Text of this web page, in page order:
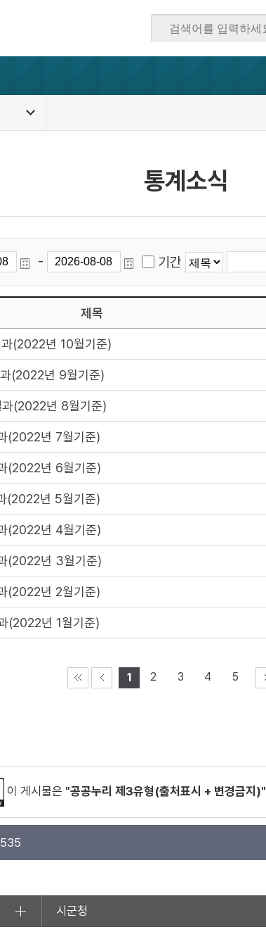
통계소식
- 기간
제목
(2022년 10월기준)
(2022년 9월기준)
(2022년 8월기준)
(2022년 7월기준)
(2022년 6월기준)
(2022년 5월기준)
(2022년 4월기준)
(2022년 3월기준)
(2022년 2월기준)
(2022년 1월기준)
1 2 3 4 5
이 게시물은 "공공누리 제3유형(출처표시 + 변경금지)"
시군청